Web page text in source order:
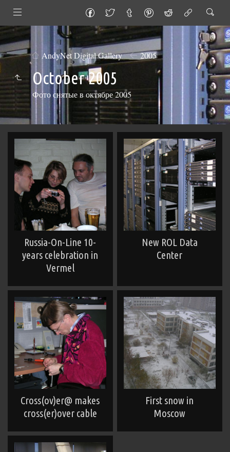
AndyNet Digital Gallery 2005
October 2005
Фото снятые в октябре 2005
Russia-On-Line 10-
years celebration in
Vermel
New ROL Data
Center
Cross(ov)er@ makes
cross(er)over cable
First snow in
Moscow